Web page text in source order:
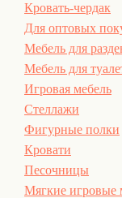
Кровать-чердак
Для оптовых
Мебель для
Мебель для
Игровая мебель
Стеллажи
Фигурные полки
Кровати
Песочницы
Мягкие игровые